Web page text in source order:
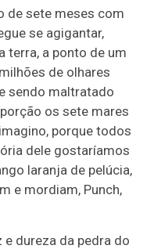
de sete meses com
se agigantar,
terra, a ponto de um
de olhares
sendo maltratado
os sete mares
porque todos
dele gostaríamos
laranja de pelúcia,
e mordiam, Punch,
e dureza da pedra do